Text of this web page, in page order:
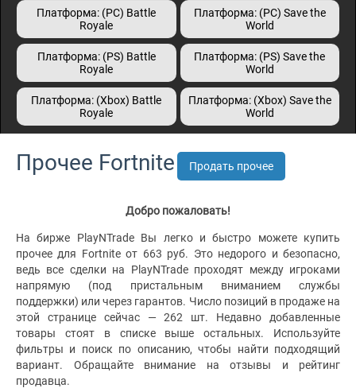
Платформа: (PC) Battle
Royale
Платформа: (PC) Save the
World
Платформа: (PS) Battle
Royale
Платформа: (PS) Save the
World
Платформа: (Xbox) Battle
Royale
Платформа: (Xbox) Save the
World
Прочее Fortnite Продать прочее
Добро пожаловать!
На бирже PlayNTrade Вы легко и быстро можете купить
прочее для Fortnite от 663 руб. Это недорого и безопасно,
ведь все сделки на PlayNTrade проходят между игроками
напрямую (под пристальным вниманием службы
поддержки) или через гарантов. Число позиций в продаже на
этой странице сейчас — 262 шт. Недавно добавленные
товары стоят в списке выше остальных. Используйте
фильтры и поиск по описанию, чтобы найти подходящий
вариант. Обращайте внимание на отзывы и рейтинг
продавца.